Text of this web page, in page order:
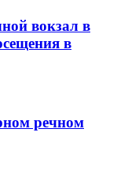
вокзал в
в
речном